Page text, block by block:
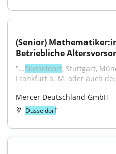
(Senior)
Betriebliche
"...Düsseldorf, Stuttgart,
Frankfurt a. M. oder auch
Mercer Deutschland GmbH
Düsseldorf